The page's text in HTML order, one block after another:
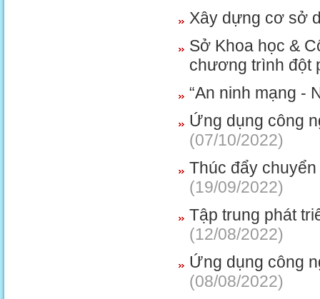
Xây dựng cơ sở
Sở Khoa học &
chương trình đột
“An ninh mạng -
Ứng dụng công
(07/10/2022)
Thúc đẩy
(19/09/2022)
Tập trung phát
(12/08/2022)
Ứng dụng công
(08/08/2022)